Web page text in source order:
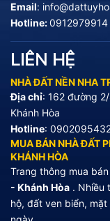
Email:
Hotline:0912979914
LIÊN HỆ
NHÀ ĐẤT NỀN NHA
Địa chỉ: 162 đường
Khánh Hòa
Hotline:
MUA BÁN NHÀ ĐẤT
KHÁNH HÒA
Trang thông mua
- Khánh Hòa . Nhiều
hộ, đất ven biển,